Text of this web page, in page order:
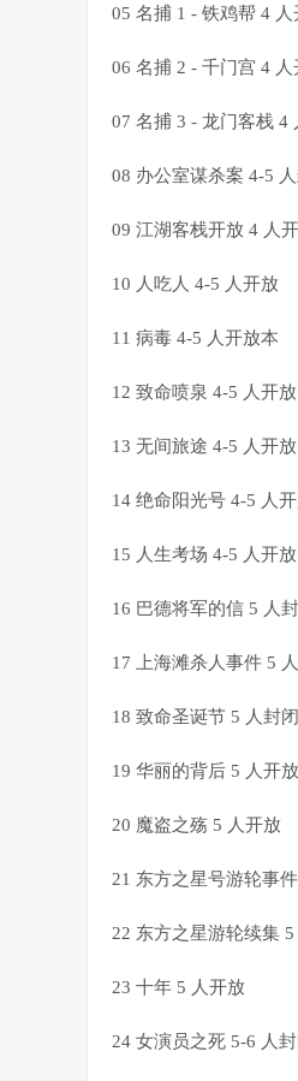
05 名捕 1 - 铁鸡帮 4 人
06 名捕 2 - 千门宫 4 人
07 名捕 3 - 龙门客栈 4
08 办公室谋杀案 4-5
09 江湖客栈开放 4 人
10 人吃人 4-5 人开放
11 病毒 4-5 人开放本
12 致命喷泉 4-5 人开放
13 无间旅途 4-5 人开放
14 绝命阳光号 4-5 人
15 人生考场 4-5 人开放
16 巴德将军的信 5 人
17 上海滩杀人事件 5
18 致命圣诞节 5 人封闭
19 华丽的背后 5 人开放
20 魔盗之殇 5 人开放
21 东方之星号游轮事
22 东方之星游轮续集
23 十年 5 人开放
24 女演员之死 5-6 人封